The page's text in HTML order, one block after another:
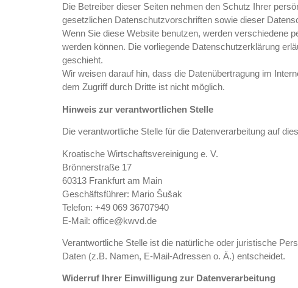
Die Betreiber dieser Seiten nehmen den Schutz Ihrer
gesetzlichen Datenschutzvorschriften sowie dieser
Wenn Sie diese Website benutzen, werden verschiedene
werden können. Die vorliegende Datenschutzerklärung
geschieht.
Wir weisen darauf hin, dass die Datenübertragung im
dem Zugriff durch Dritte ist nicht möglich.
Hinweis zur verantwortlichen Stelle
Die verantwortliche Stelle für die Datenverarbeitung auf
Kroatische Wirtschaftsvereinigung e. V.
Brönnerstraße 17
60313 Frankfurt am Main
Geschäftsführer: Mario Šušak
Telefon: +49 069 36707940
E-Mail: office@kwvd.de
Verantwortliche Stelle ist die natürliche oder juristische
Daten (z.B. Namen, E-Mail-Adressen o. Ä.) entscheidet.
Widerruf Ihrer Einwilligung zur Datenverarbeitung